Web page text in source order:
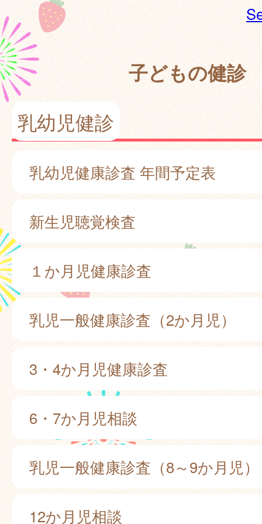
子どもの健診
乳幼児健診
乳幼児健康診査 年間予定表
新生児聴覚検査
１か月児健康診査
乳児一般健康診査（2か月児）
3・4か月児健康診査
6・7か月児相談
乳児一般健康診査（8～9か月児）
12か月児相談